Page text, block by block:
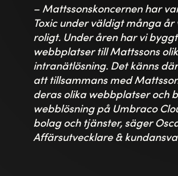
– Mattssonskoncernen har
Toxic under väldigt många
roligt. Under åren har vi
webbplatser till Mattssons
intranätlösning. Det känns
att tillsammans med
deras olika webbplatser och
webblösning på Umbraco
bolag och tjänster, säger
Affärsutvecklare &